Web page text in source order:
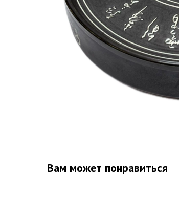
Вам может понравиться